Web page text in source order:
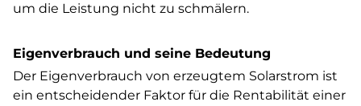
um die Leistung nicht zu schmälern.
Eigenverbrauch und seine Bedeutung
Der Eigenverbrauch von erzeugtem Solarstrom ist
ein entscheidender Faktor für die Rentabilität einer